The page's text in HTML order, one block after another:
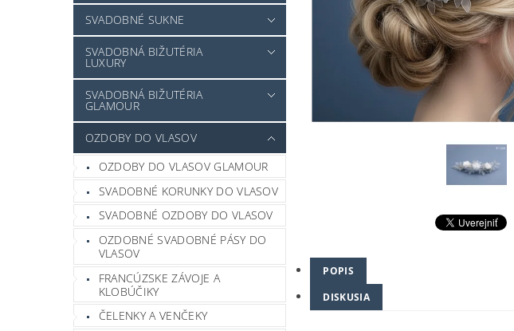
SVADOBNÉ SUKNE
SVADOBNÁ BIŽUTÉRIA
LUXURY
SVADOBNÁ BIŽUTÉRIA
GLAMOUR
OZDOBY DO VLASOV
OZDOBY DO VLASOV GLAMOUR
SVADOBNÉ KORUNKY DO VLASOV
SVADOBNÉ OZDOBY DO VLASOV
OZDOBNÉ SVADOBNÉ PÁSY DO
VLASOV
FRANCÚZSKE ZÁVOJE A
KLOBÚČIKY
ČELENKY A VENČEKY
POPIS
DISKUSIA